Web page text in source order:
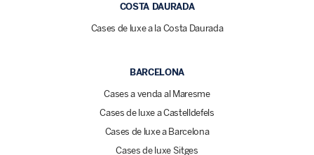
COSTA DAURADA
Cases de luxe a la Costa Daurada
BARCELONA
Cases a venda al Maresme
Cases de luxe a Castelldefels
Cases de luxe a Barcelona
Cases de luxe Sitges